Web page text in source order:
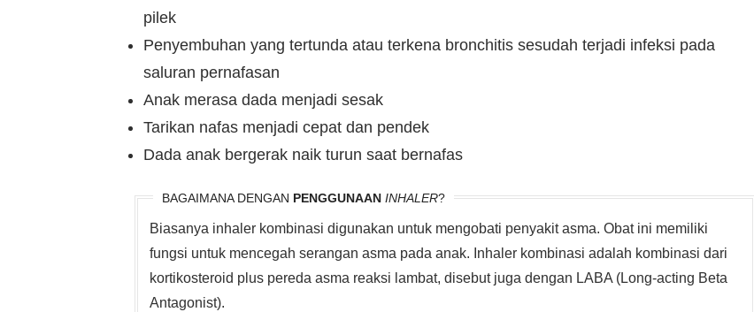
pilek
Penyembuhan yang tertunda atau terkena bronchitis sesudah terjadi infeksi pada
saluran pernafasan
Anak merasa dada menjadi sesak
Tarikan nafas menjadi cepat dan pendek
Dada anak bergerak naik turun saat bernafas
BAGAIMANA DENGAN PENGGUNAAN INHALER?
Biasanya inhaler kombinasi digunakan untuk mengobati penyakit asma. Obat ini memiliki
fungsi untuk mencegah serangan asma pada anak. Inhaler kombinasi adalah kombinasi dari
kortikosteroid plus pereda asma reaksi lambat, disebut juga dengan LABA (Long-acting Beta
Antagonist).